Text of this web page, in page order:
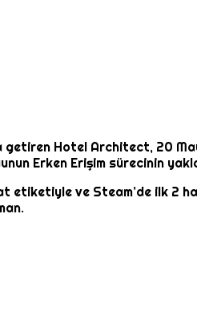
getiren Hotel Architect, 20
Erken Erişim sürecinin
etiketiyle ve Steam’de ilk 2